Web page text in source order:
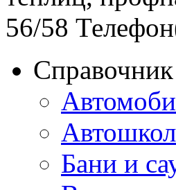
56/58
Бани и